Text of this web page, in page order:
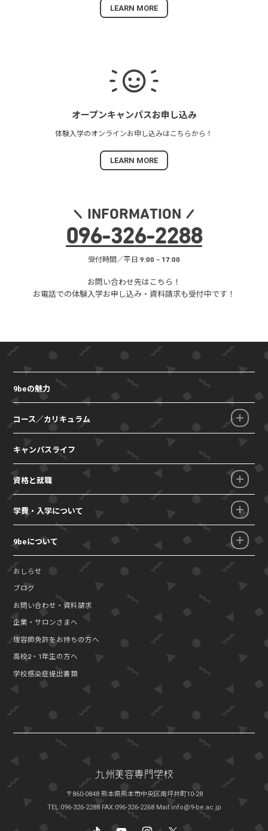
LEARN MORE
オープンキャンパスお申し込み
体験入学のオンラインお申し込みは こちらから！
LEARN MORE
INFORMATION
096-326-2288
受付時間／平日 9:00 – 17:00
お問い合わせ先はこちら！
お電話での体験入学お申し込み・ 資料請求も受付中です！
9beの魅力
コース／カリキュラム
キャンパスライフ
資格と就職
学費・入学について
9beについて
おしらせ
ブログ
お問い合わせ・資料請求
企業・サロンさまへ
理容師免許をお持ちの方へ
高校2・1年生の方へ
学校感染症提出書類
〒860-0848 熊本県熊本市中央区南坪井町10-28
TEL:096-326-2288 FAX:096-326-2268 Mail:info@9-be.ac.jp